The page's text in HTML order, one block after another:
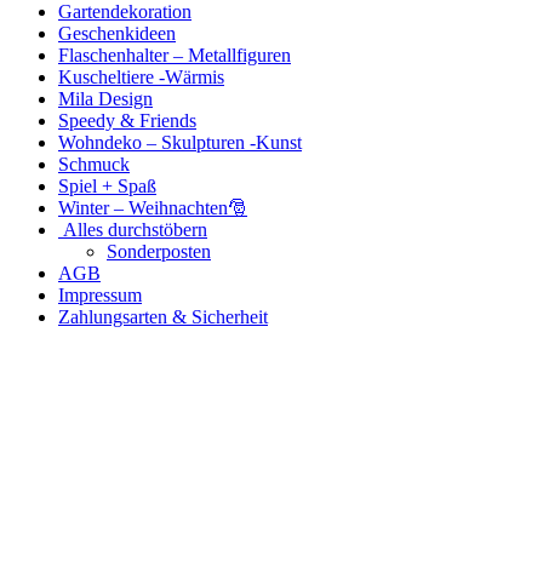
Gartendekoration
Geschenkideen
Flaschenhalter – Metallfiguren
Kuscheltiere -Wärmis
Mila Design
Speedy & Friends
Wohndeko – Skulpturen -Kunst
Schmuck
Spiel + Spaß
Winter – Weihnachten🎅
Alles durchstöbern
Sonderposten
AGB
Impressum
Zahlungsarten & Sicherheit